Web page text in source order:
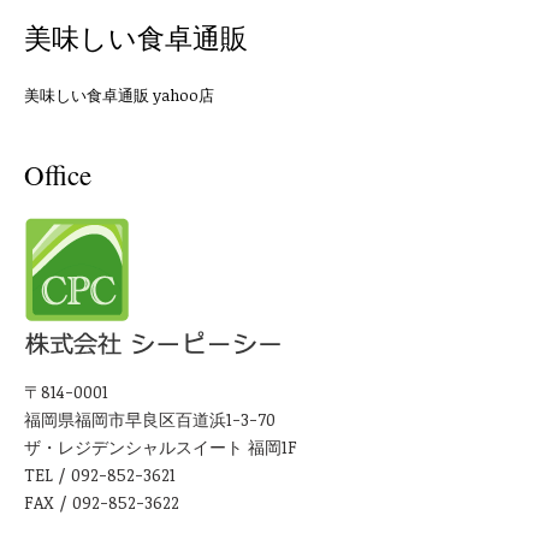
美味しい食卓通販
美味しい食卓通販 yahoo店
Office
〒814-0001
福岡県福岡市早良区百道浜1-3-70
ザ・レジデンシャルスイート 福岡1F
TEL / 092-852-3621
FAX / 092-852-3622